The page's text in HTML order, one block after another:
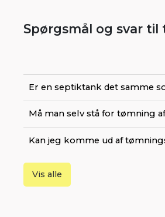
Spørgsmål og svar
Er en septiktank det samme
Må man selv stå for tømning
Kan jeg komme ud af
Vis alle